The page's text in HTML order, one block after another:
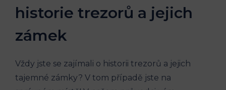
historie trezorů a jejich
zámek
Vždy jste se zajímali o historii trezorů a jejich
tajemné zámky? V tom případě jste na